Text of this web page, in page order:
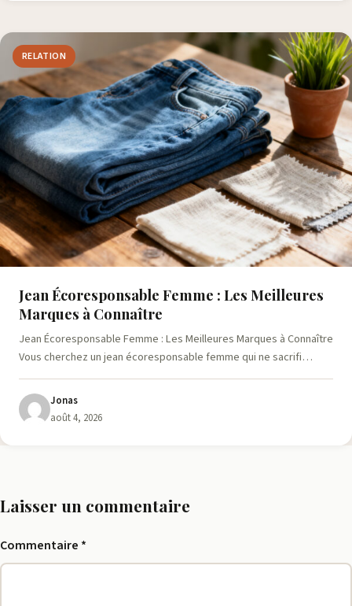
RELATION
Jean Écoresponsable Femme : Les Meilleures
Marques à Connaître
Jean Écoresponsable Femme : Les Meilleures Marques à Connaître
Vous cherchez un jean écoresponsable femme qui ne sacrifi…
Jonas
août 4, 2026
Laisser un commentaire
Commentaire *